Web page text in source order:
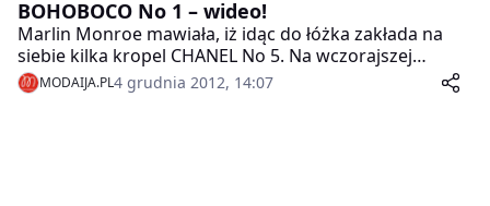
BOHOBOCO No 1 – wideo!
Marlin Monroe mawiała, iż idąc do łóżka zakłada na
siebie kilka kropel CHANEL No 5. Na wczorajszej
premierze nowych perfum BOHOBOCO No 1 Marta
Żmuda Trzebiatowska powiedziała, że od dziś będzie
MODAIJA.PL4 grudnia 2012, 14:07